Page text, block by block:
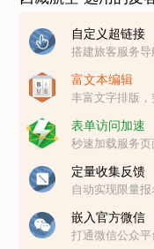
自定义超链接
搭建旅客服务导
富文本编辑
丰富文字排版
表单访问加速
秒速加载服务
定量收集反馈
自动实现限量
嵌入官方微信
打通微信公众平